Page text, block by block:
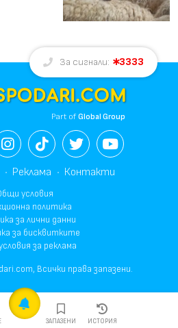
ЗАПАЗЕНИ ИСТОРИЯ
За сигнали: 3333
Part ofGlobal Group
Реклама Контакти
условия
политика
за лични данни
за бисквитките
за реклама
Всички права запазени.